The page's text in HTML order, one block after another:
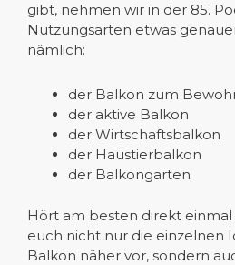
gibt, nehmen wir in der 85.
Nutzungsarten etwas
nämlich:
der Balkon zum
der aktive Balkon
der Wirtschaftsbalkon
der Haustierbalkon
der Balkongarten
Hört am besten direkt einmal
euch nicht nur die einzelnen
Balkon näher vor, sondern